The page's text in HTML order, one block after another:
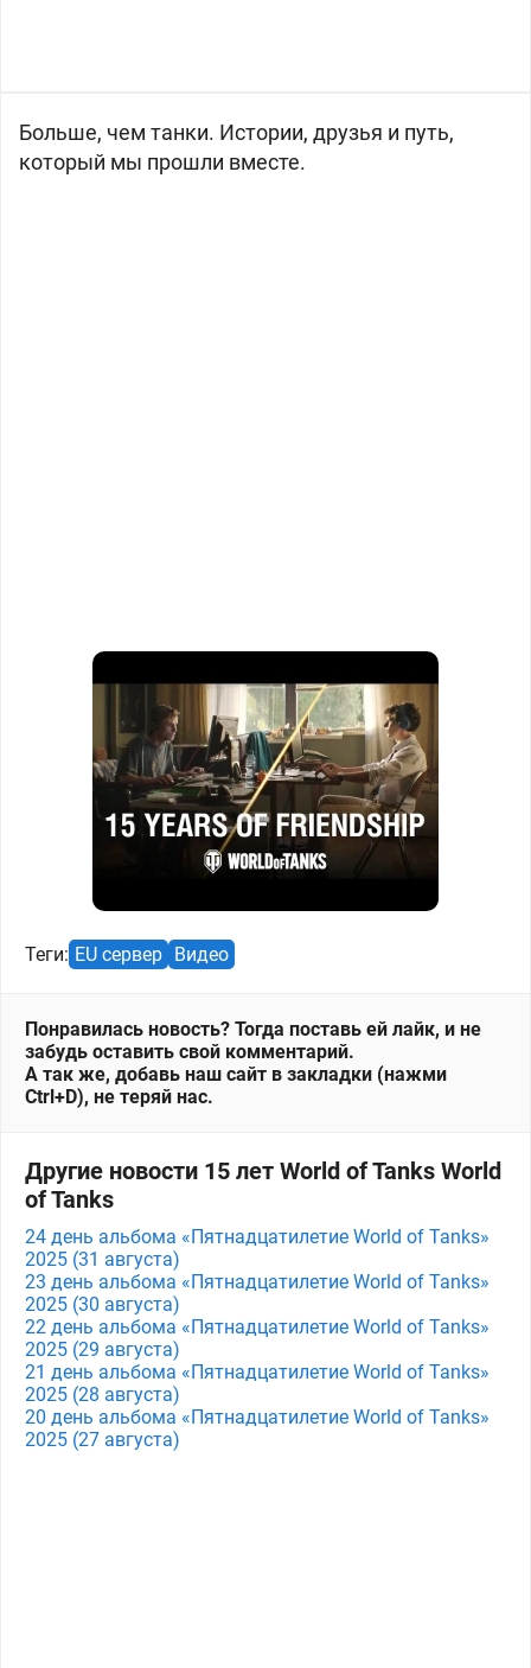
Больше, чем танки. Истории, друзья и путь,
который мы прошли вместе.
Теги: EU сервер Видео
Понравилась новость? Тогда поставь ей лайк, и не
забудь оставить свой комментарий.
А так же, добавь наш сайт в закладки (нажми
Ctrl+D), не теряй нас.
Другие новости 15 лет World of Tanks World
of Tanks
24 день альбома «Пятнадцатилетие World of Tanks»
2025 (31 августа)
23 день альбома «Пятнадцатилетие World of Tanks»
2025 (30 августа)
22 день альбома «Пятнадцатилетие World of Tanks»
2025 (29 августа)
21 день альбома «Пятнадцатилетие World of Tanks»
2025 (28 августа)
20 день альбома «Пятнадцатилетие World of Tanks»
2025 (27 августа)